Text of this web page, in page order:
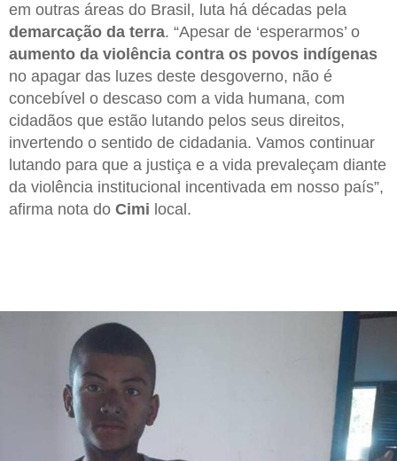
em outras áreas do Brasil, luta há décadas pela
demarcação da terra. “Apesar de ‘esperarmos’ o
aumento da violência contra os povos indígenas
no apagar das luzes deste desgoverno, não é
concebível o descaso com a vida humana, com
cidadãos que estão lutando pelos seus direitos,
invertendo o sentido de cidadania. Vamos continuar
lutando para que a justiça e a vida prevaleçam diante
da violência institucional incentivada em nosso país”,
afirma nota do Cimi local.